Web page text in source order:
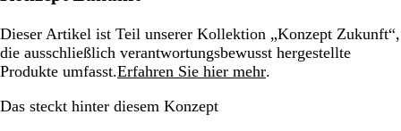
Dieser Artikel ist Teil unserer Kollektion „Konzept Zukunft“,
die ausschließlich verantwortungsbewusst hergestellte
Produkte umfasst.Erfahren Sie hier mehr.
Das steckt hinter diesem Konzept